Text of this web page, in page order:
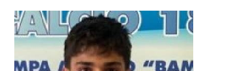
GIOVANILI